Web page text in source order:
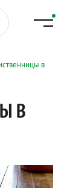
в
В